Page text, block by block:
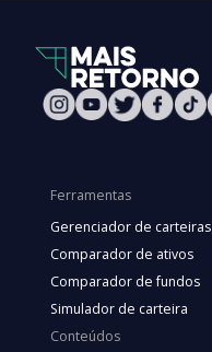
Ferramentas
Gerenciador de carteiras
Comparador de ativos
Comparador de fundos
Simulador de carteira
Conteúdos